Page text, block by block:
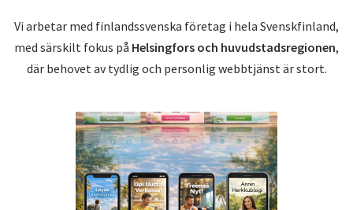
Vi arbetar med finlandssvenska företag i hela Svenskfinland,
med särskilt fokus på Helsingfors och huvudstadsregionen,
där behovet av tydlig och personlig webbtjänst är stort.